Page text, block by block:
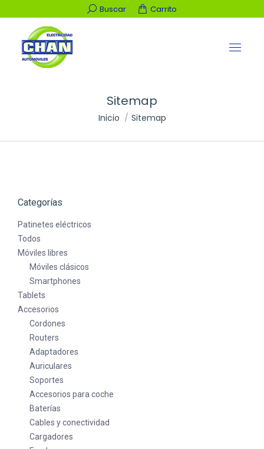
Buscar:
Buscar Carrito
Sitemap
Estás aquí:
Inicio Sitemap
Categorías
Patinetes eléctricos
Todos
Móviles libres
Móviles clásicos
Smartphones
Tablets
Accesorios
Cordones
Routers
Adaptadores
Auriculares
Soportes
Accesorios para coche
Baterías
Cables y conectividad
Cargadores